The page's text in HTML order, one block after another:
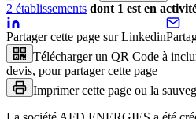
2 établissements dont 1 est en
Partager cette page sur Linkedin
Télécharger un QR Code à
devis, pour partager cette page
Imprimer cette page ou la